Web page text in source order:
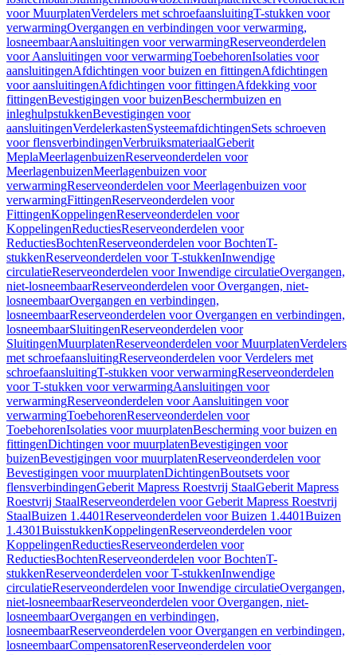
voor MuurplatenVerdelers met schroefaansluitingT-stukken voor
verwarmingOvergangen en verbindingen voor verwarming,
losneembaarAansluitingen voor verwarmingReserveonderdelen
voor Aansluitingen voor verwarmingToebehorenIsolaties voor
aansluitingenAfdichtingen voor buizen en fittingenAfdichtingen
voor aansluitingenAfdichtingen voor fittingenAfdekking voor
fittingenBevestigingen voor buizenBeschermbuizen en
inleghulpstukkenBevestigingen voor
aansluitingenVerdelerkastenSysteemafdichtingenSets schroeven
voor flensverbindingenVerbruiksmateriaalGeberit
MeplaMeerlagenbuizenReserveonderdelen voor
MeerlagenbuizenMeerlagenbuizen voor
verwarmingReserveonderdelen voor Meerlagenbuizen voor
verwarmingFittingenReserveonderdelen voor
FittingenKoppelingenReserveonderdelen voor
KoppelingenReductiesReserveonderdelen voor
ReductiesBochtenReserveonderdelen voor BochtenT-
stukkenReserveonderdelen voor T-stukkenInwendige
circulatieReserveonderdelen voor Inwendige circulatieOvergangen,
niet-losneembaarReserveonderdelen voor Overgangen, niet-
losneembaarOvergangen en verbindingen,
losneembaarReserveonderdelen voor Overgangen en verbindingen,
losneembaarSluitingenReserveonderdelen voor
SluitingenMuurplatenReserveonderdelen voor MuurplatenVerdelers
met schroefaansluitingReserveonderdelen voor Verdelers met
schroefaansluitingT-stukken voor verwarmingReserveonderdelen
voor T-stukken voor verwarmingAansluitingen voor
verwarmingReserveonderdelen voor Aansluitingen voor
verwarmingToebehorenReserveonderdelen voor
ToebehorenIsolaties voor muurplatenBescherming voor buizen en
fittingenDichtingen voor muurplatenBevestigingen voor
buizenBevestigingen voor muurplatenReserveonderdelen voor
Bevestigingen voor muurplatenDichtingenBoutsets voor
flensverbindingenGeberit Mapress Roestvrij StaalGeberit Mapress
Roestvrij StaalReserveonderdelen voor Geberit Mapress Roestvrij
StaalBuizen 1.4401Reserveonderdelen voor Buizen 1.4401Buizen
1.4301BuisstukkenKoppelingenReserveonderdelen voor
KoppelingenReductiesReserveonderdelen voor
ReductiesBochtenReserveonderdelen voor BochtenT-
stukkenReserveonderdelen voor T-stukkenInwendige
circulatieReserveonderdelen voor Inwendige circulatieOvergangen,
niet-losneembaarReserveonderdelen voor Overgangen, niet-
losneembaarOvergangen en verbindingen,
losneembaarReserveonderdelen voor Overgangen en verbindingen,
losneembaarCompensatorenReserveonderdelen voor